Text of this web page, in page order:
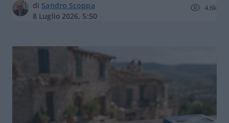
di Sandro Scoppa
8 Luglio 2026, 5:50
4.6k